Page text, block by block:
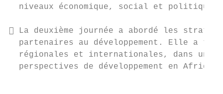
niveaux économique, social et politique
 La deuxième journée a abordé les
partenaires au développement. Elle a
régionales et internationales, dans une
perspectives de développement en Afrique